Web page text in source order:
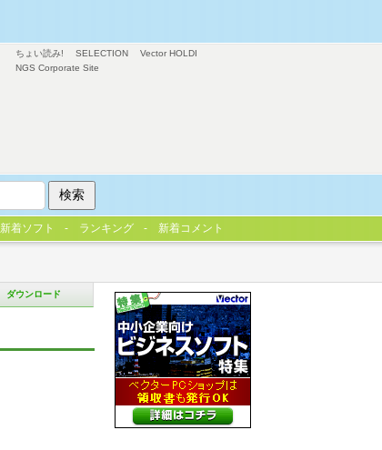
ダウンロード
ちょい読み! SELECTION
Vector HOLDI
NGS Corporate Site
新着ソフト ランキング 新着コメント